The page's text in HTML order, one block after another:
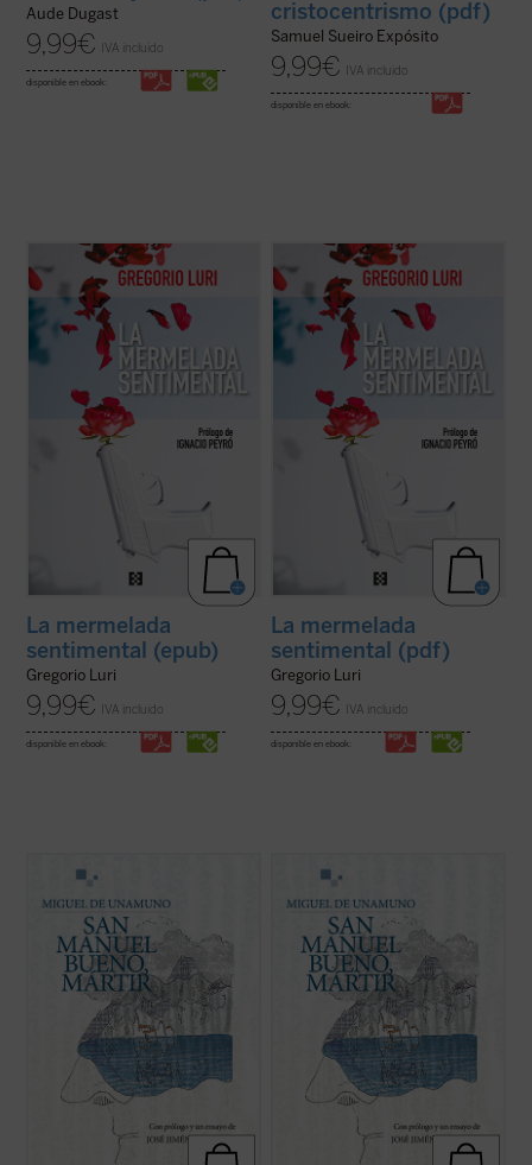
Aude Dugast
9,99€ IVA incluido
disponible en ebook:
cristocentrismo (pdf)
Samuel Sueiro Expósito
9,99€ IVA incluido
disponible en ebook:
Gregorio Luri, siempre sensato y lúcido,
enhebra los artículos que ha ido publicando
enThe Objective
hilo común: ese emotivismo que nos
impulsa a pensar sintiendo haciéndonos
creer que las cosas son más ...
La mermelada
sentimental (epub)
Gregorio Luri
9,99€ IVA incluido
disponible en ebook:
Gregorio Luri, siempre sensato y lúcido,
enhebra los artículos que ha ido publicando
enThe Objective
hilo común: ese emotivismo que nos
impulsa a pensar sintiendo haciéndonos
creer que las cosas son más ...
La mermelada
sentimental (pdf)
Gregorio Luri
9,99€ IVA incluido
disponible en ebook:
«Las preguntas sobre el vivir y el morir, el
triunfo de la muerte no pueden enjaularse
sencillamente. Y éstas son preguntas que
el racionalista don Manuel Bueno se hacía,
y no tenía más remedio que ...
«Las preguntas sobre el vivir y el morir, el
triunfo de la muerte no pueden enjaularse
sencillamente. Y éstas son preguntas que
el racionalista don Manuel Bueno se hacía,
y no tenía más remedio que ...